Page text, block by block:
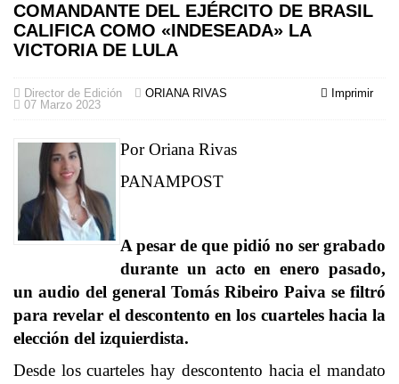
COMANDANTE DEL EJÉRCITO DE BRASIL
CALIFICA COMO «INDESEADA» LA
VICTORIA DE LULA
Imprimir
Director de Edición
ORIANA RIVAS
07 Marzo 2023
Por Oriana Rivas
PANAMPOST
A pesar de que pidió no ser grabado
durante un acto en enero pasado,
un audio del general Tomás Ribeiro Paiva se filtró
para revelar el descontento en los cuarteles hacia la
elección del izquierdista.
Desde los cuarteles hay descontento hacia el mandato